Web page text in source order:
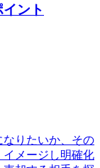
ント
りたいか、その
メージし明確化